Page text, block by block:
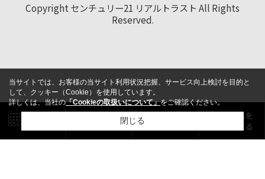
Copyright センチュリー21 リアルトラスト All Rights
Reserved.
当サイトでは、お客様の当サイト利用状況把握、サービス向上検討を目的と
して、クッキー（Cookie）を使用しています。
詳しくは、当社の「Cookieの取扱いについて」をご確認ください。
閉じる